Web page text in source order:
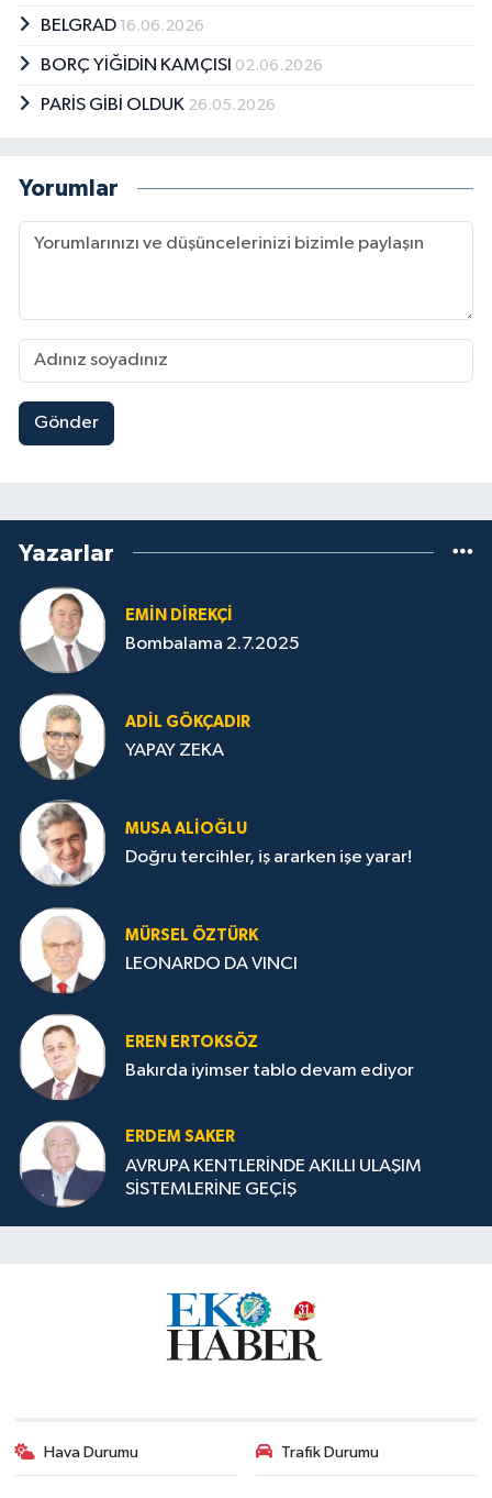
BELGRAD 16.06.2026
BORÇ YİĞİDİN KAMÇISI 02.06.2026
PARİS GİBİ OLDUK 26.05.2026
Yorumlar
Gönder
Yazarlar
EMIN DIREKÇI
Bombalama 2.7.2025
ADIL GÖKÇADIR
YAPAY ZEKA
MUSA ALIOĞLU
Doğru tercihler, iş ararken işe yarar!
MÜRSEL ÖZTÜRK
LEONARDO DA VINCI
EREN ERTOKSÖZ
Bakırda iyimser tablo devam ediyor
ERDEM SAKER
AVRUPA KENTLERİNDE AKILLI ULAŞIM
SİSTEMLERİNE GEÇİŞ
Hava Durumu Trafik Durumu